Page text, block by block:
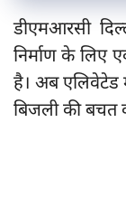
डीएमआरसी
निर्माण के लिए
है। अब एलिवेटेड
बिजली की बचत